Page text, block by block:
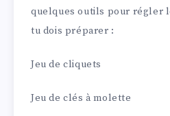
quelques outils pour régler
tu dois préparer :
Jeu de cliquets
Jeu de clés à molette